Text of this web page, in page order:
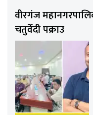
वीरगंज
चतुर्वेदी पक्राउ